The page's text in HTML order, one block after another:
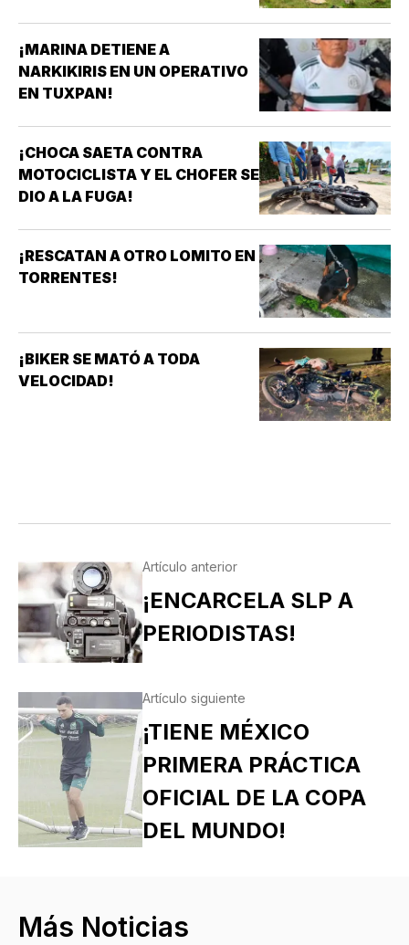
¡MARINA DETIENE A
NARKIKIRIS EN UN OPERATIVO
EN TUXPAN!
¡CHOCA SAETA CONTRA
MOTOCICLISTA Y EL CHOFER SE
DIO A LA FUGA!
¡RESCATAN A OTRO LOMITO EN
TORRENTES!
¡BIKER SE MATÓ A TODA
VELOCIDAD!
Artículo anterior
¡ENCARCELA SLP A
PERIODISTAS!
Artículo siguiente
¡TIENE MÉXICO
PRIMERA PRÁCTICA
OFICIAL DE LA COPA
DEL MUNDO!
Más Noticias